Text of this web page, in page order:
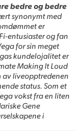
bedre og bedre
synonymt med
er
entusiaster og fan
for sin meget
kundelojalitet er
Making It Loud
av liveopptredenen
status. Som et
vokst fra en liten
Gene
i